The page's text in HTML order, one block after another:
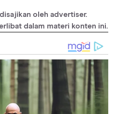
diseases/waardenburg-
health-library/diseases-
waardenburg-syndrome
articles/320549
oleh advertiser.
dalam materi konten ini.